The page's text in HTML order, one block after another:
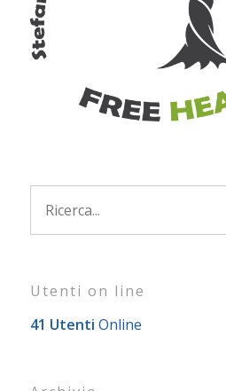
Utenti on line
41 Utenti Online